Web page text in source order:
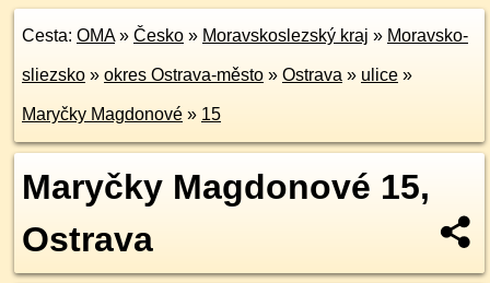
Cesta: OMA» Česko » Moravskoslezský kraj » Moravsko-
sliezsko » okres Ostrava-město » Ostrava » ulice »
Maryčky Magdonové » 15
Maryčky Magdonové 15,
Ostrava